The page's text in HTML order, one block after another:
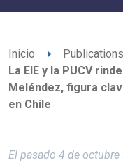
Inicio arrow_right Publications
La EIE y la PUCV
Meléndez, figura
en Chile
El pasado 4 de